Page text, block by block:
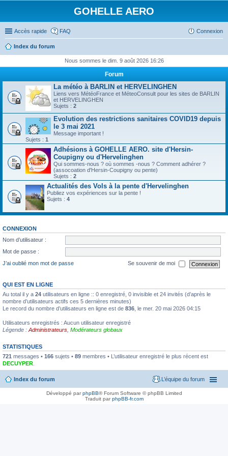
GOHELLE AERO
Accès rapide FAQ Connexion
Index du forum
Nous sommes le dim. 9 août 2026 16:26
Forum
La météo à BARLIN et HERVELINGHEN
Liens vers MétéoFrance et MéteoConsult pour les sites de BARLIN
et HERVELINGHEN
Sujets : 2
Evolution des restrictions sanitaires COVID19 depuis
le 3 mai 2021
Message important !
Sujets : 1
Adhésions à GOHELLE AERO. site d'Hersin-
Coupigny ou d'Hervelinghen
Qui sommes-nous ? où sommes -nous ? Comment adhérer ?
(assocoation d'Hersin-Coupigny ou pente)
Sujets : 2
Actualités des Vols à la pente d'Hervelinghen
Publiez vos expériences sur la pente !
Sujets : 4
CONNEXION
Nom d’utilisateur :
Mot de passe :
J’ai oublié mon mot de passe
Se souvenir de moi
QUI EST EN LIGNE
Au total il y a 24 utilisateurs en ligne :: 0 enregistré, 0 invisible et 24 invités (d’après le
nombre d’utilisateurs actifs ces 5 dernières minutes)
Le record du nombre d’utilisateurs en ligne est de 836 , le mer. 20 mai 2026 04:15
Utilisateurs enregistrés : Aucun utilisateur enregistré
Légende : Administrateurs Modérateurs globaux
STATISTIQUES
721 messages • 166 sujets • 89 membres • L’utilisateur enregistré le plus récent est
DECUYPER
Index du forum L’équipe du forum
Développé parphpBB® Forum Software © phpBB Limited
Traduit parphpBB-fr.com